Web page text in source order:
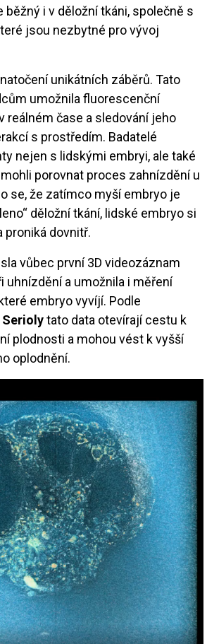
běžný i v děložní tkáni, společně s
jsou nezbytné pro vývoj
unikátních záběrů. Tato
umožnila fluorescenční
reálném čase a sledování jeho
s prostředím. Badatelé
nejen s lidskými embryi, ale také
porovnat proces zahnízdění u
se, že zatímco myší embryo je
děložní tkání, lidské embryo si
proniká dovnitř.
vůbec první 3D videozáznam
uhnízdění a umožnila i měření
embryo vyvíjí. Podle
Seriolytato data otevírají cestu k
plodnosti a mohou vést k vyšší
oplodnění.